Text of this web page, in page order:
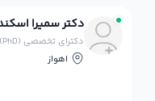
دکتر سمیرا
دکترای تخصصی (PhD) روانشناسی بالینی
اهواز